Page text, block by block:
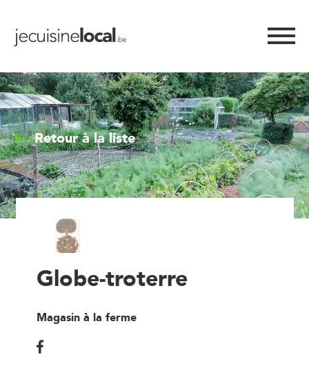
Retour à la liste
Globe-troterre
Magasin à la ferme